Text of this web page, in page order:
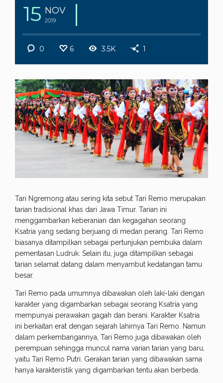
15 NOV
2019
0 6 3.5K 1
Tari Ngremong atau sering kita sebut Tari Remo merupakan
tarian tradisional khas dari Jawa Timur. Tarian ini
menggambarkan keberanian dan kegagahan seorang
Ksatria yang sedang berjuang di medan perang. Tari Remo
biasanya ditampilkan sebagai pertunjukan pembuka dalam
pementasan Ludruk. Selain itu, juga ditampilkan sebagai
tarian selamat datang dalam menyambut kedatangan tamu
besar.
Tari Remo pada umumnya dibawakan oleh laki-laki dengan
karakter yang digambarkan sebagai seorang Ksatria yang
mempunyai perawakan gagah dan berani. Karakter Ksatria
ini berkaitan erat dengan sejarah lahirnya Tari Remo. Namun
dalam perkembangannya, Tari Remo juga dibawakan oleh
perempuan sehingga muncul nama varian tarian yang baru,
yaitu Tari Remo Putri. Gerakan tarian yang dibawakan sama
hanya karakteristik yang digambarkan tentu akan berbeda.